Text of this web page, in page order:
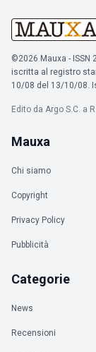
©2026 Mauxa -
iscritta al registro
10/08 del 13/10/08.
Edito da Argo S.C. a
Mauxa
Chi siamo
Copyright
Privacy Policy
Pubblicità
Categorie
News
Recensioni